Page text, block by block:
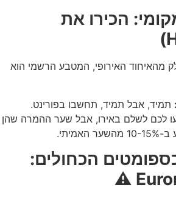
הכירו את
מהאיחוד האירופי, המטבע הרשמי הוא
תמיד, אבל תמיד, תחשבו בפורינט.
לכם לשלם באירו, אבל שער ההמרה שהן
הכחולים: